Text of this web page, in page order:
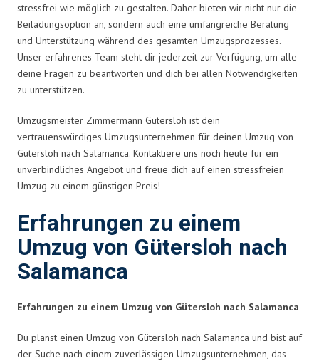
stressfrei wie möglich zu gestalten. Daher bieten wir nicht nur die
Beiladungsoption an, sondern auch eine umfangreiche Beratung
und Unterstützung während des gesamten Umzugsprozesses.
Unser erfahrenes Team steht dir jederzeit zur Verfügung, um alle
deine Fragen zu beantworten und dich bei allen Notwendigkeiten
zu unterstützen.
Umzugsmeister Zimmermann Gütersloh ist dein
vertrauenswürdiges Umzugsunternehmen für deinen Umzug von
Gütersloh nach Salamanca. Kontaktiere uns noch heute für ein
unverbindliches Angebot und freue dich auf einen stressfreien
Umzug zu einem günstigen Preis!
Erfahrungen zu einem
Umzug von Gütersloh nach
Salamanca
Erfahrungen zu einem Umzug von Gütersloh nach Salamanca
Du planst einen Umzug von Gütersloh nach Salamanca und bist auf
der Suche nach einem zuverlässigen Umzugsunternehmen, das